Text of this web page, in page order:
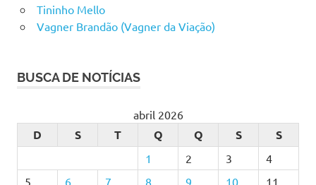
Tininho Mello
Vagner Brandão (Vagner da Viação)
BUSCA DE NOTÍCIAS
abril 2026
D S T Q Q S S
1 2 3
4
5
6 7 8 9 10
11